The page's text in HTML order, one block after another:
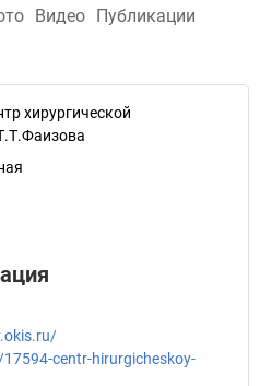
Видео Публикации
хирургической
centr-hirurgicheskoy-